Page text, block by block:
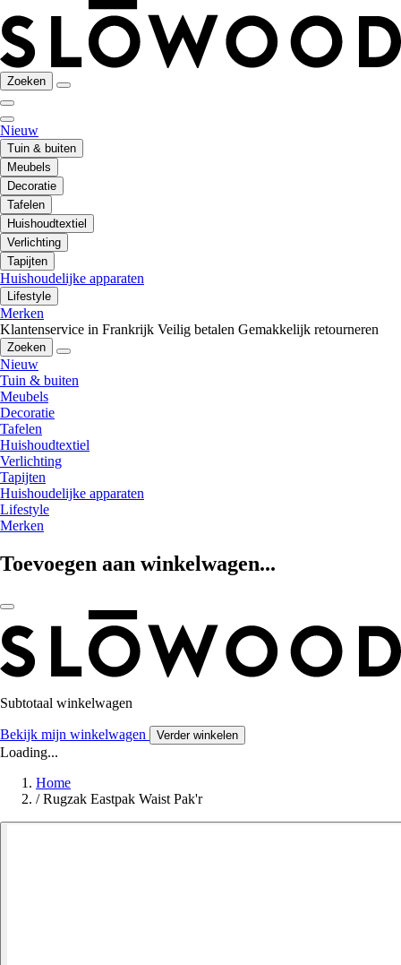
Zoeken
Nieuw
Tuin & buiten
Meubels
Decoratie
Tafelen
Huishoudtextiel
Verlichting
Tapijten
Huishoudelijke apparaten
Lifestyle
Merken
Klantenservice in Frankrijk Veilig betalen Gemakkelijk retourneren
Zoeken
Nieuw
Tuin & buiten
Meubels
Decoratie
Tafelen
Huishoudtextiel
Verlichting
Tapijten
Huishoudelijke apparaten
Lifestyle
Merken
Toevoegen aan winkelwagen...
Subtotaal winkelwagen
Bekijk mijn winkelwagen Verder winkelen
Loading...
Home
/ Rugzak Eastpak Waist Pak'r